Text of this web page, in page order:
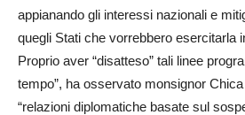
appianando gli interessi nazionali e
quegli Stati che vorrebbero esercitarla
Proprio aver “disatteso” tali linee
tempo”, ha osservato monsignor
“relazioni diplomatiche basate sul